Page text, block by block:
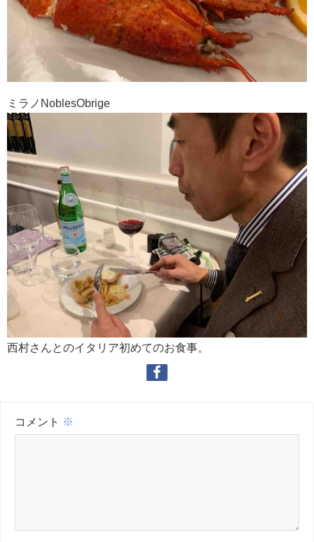
ミラノNoblesObrige
西村さんとのイタリア初めてのお食事。
コメント ※